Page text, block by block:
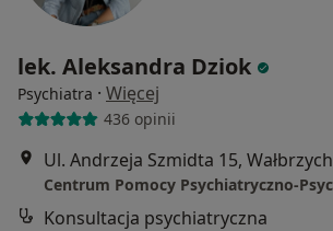
lek. Aleksandra Dziok
Psychiatra · Więcej
436 opinii
Ul. Andrzeja Szmidta 15, Wałbrzych
Konsultacja psychiatryczna